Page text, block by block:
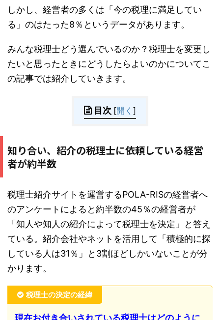
しかし、経営者の多くは「今の税理に満足してい
る」のはたった8％というデータがあります。
みんな税理士どう選んでいるのか？税理士を変更し
たいと思ったときにどうしたらよいのかについてこ
の記事では紹介していきます。
目次 [開く ]
知り合い、紹介の税理士に依頼している経営
者が約半数
税理士紹介サイトを運営するPOLA-RISの経営者へ
のアンケートによると約半数の45％の経営者が
「知人や知人の紹介によって税理士を決定」と答え
ている。紹介会社やネットを活用して「積極的に探
している人は31％」と3割ほどしかいないことが分
かります。
税理士の決定の経緯
現在お付き合いされている税理士はどのように